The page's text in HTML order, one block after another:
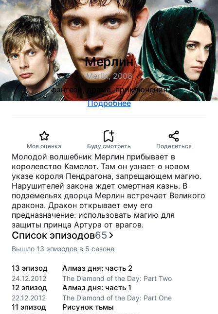
Мерлин
Merlin, 2008
фэнтези, драма, приключения
Подробнее
Моя оценка Буду смотреть Поделиться
Молодой волшебник Мерлин прибывает в
королевство Камелот. Там он узнает о новом
указе короля Пендрагона, запрещающем магию.
Нарушителей закона ждет смертная казнь. В
подземельях дворца Мерлин встречает Великого
дракона. Дракон открывает ему его
предназначение: использовать магию для
защиты принца Артура от врагов.
Список эпизодов65
Вышло 13 эпизодов в 5 сезоне
13 эпизод
24.12.2012
Алмаз дня: часть 2
The Diamond of the Day: Part Two
12 эпизод
22.12.2012
Алмаз дня: часть 1
The Diamond of the Day: Part One
11 эпизод Рисунок тьмы